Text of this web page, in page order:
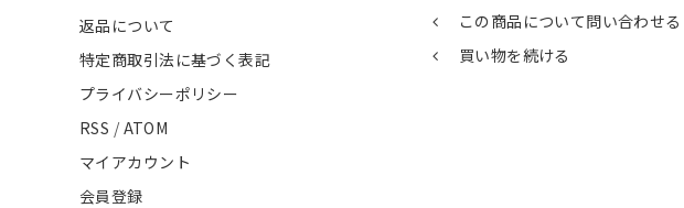
返品について
特定商取引法に基づく表記
プライバシーポリシー
RSS / ATOM
マイアカウント
会員登録
この商品について問い合わせる
買い物を続ける